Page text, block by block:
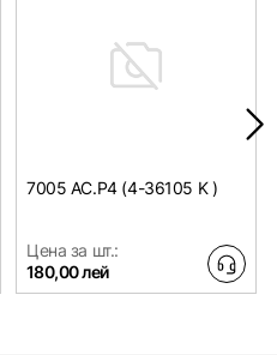
7005 AC.P4 (4-36105 K )
Цена за шт.:
180,00 лей